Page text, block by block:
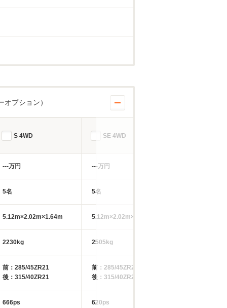
プション）
S 4WD SE 4WD
---万円 ---万円
5名 5名
5.12m×2.02m×1.64m 5.12m×2.02m×1.64m
2230kg 2505kg
前：285/45ZR21
後：315/40ZR21
前：285/45ZR21
後：315/40ZR21
666ps 620ps